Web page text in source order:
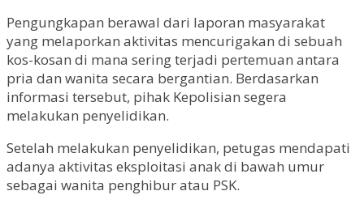
Pengungkapan berawal dari laporan masyarakat
yang melaporkan aktivitas mencurigakan di sebuah
kos-kosan di mana sering terjadi pertemuan antara
pria dan wanita secara bergantian. Berdasarkan
informasi tersebut, pihak Kepolisian segera
melakukan penyelidikan.
Setelah melakukan penyelidikan, petugas mendapati
adanya aktivitas eksploitasi anak di bawah umur
sebagai wanita penghibur atau PSK.